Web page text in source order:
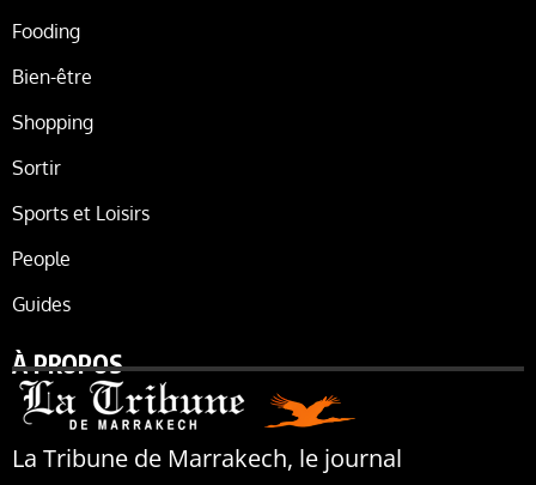
Fooding
Bien-être
Shopping
Sortir
Sports et Loisirs
People
Guides
À PROPOS
La Tribune de Marrakech, le journal